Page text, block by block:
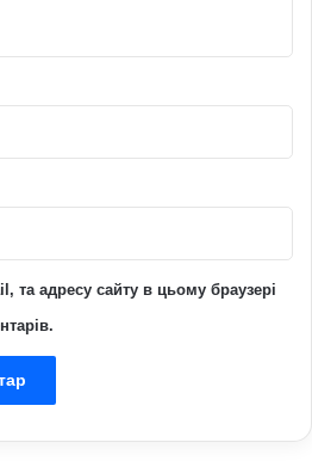
та адресу сайту в цьому браузері